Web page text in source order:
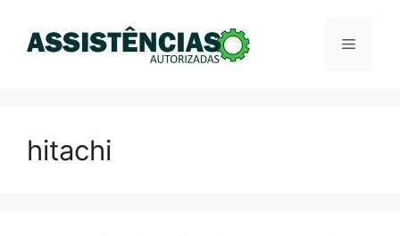
Menu
hitachi